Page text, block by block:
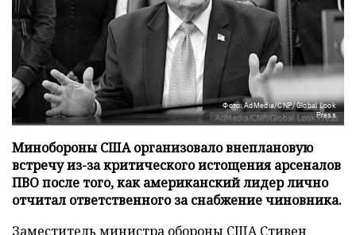
Фото: AdMedia/CNP/Global Look
Press
Минобороны США организовало внеплановую
встречу из-за критического истощения арсеналов
ПВО после того, как американский лидер лично
отчитал ответственного за снабжение чиновника.
Заместитель министра обороны США Стивен